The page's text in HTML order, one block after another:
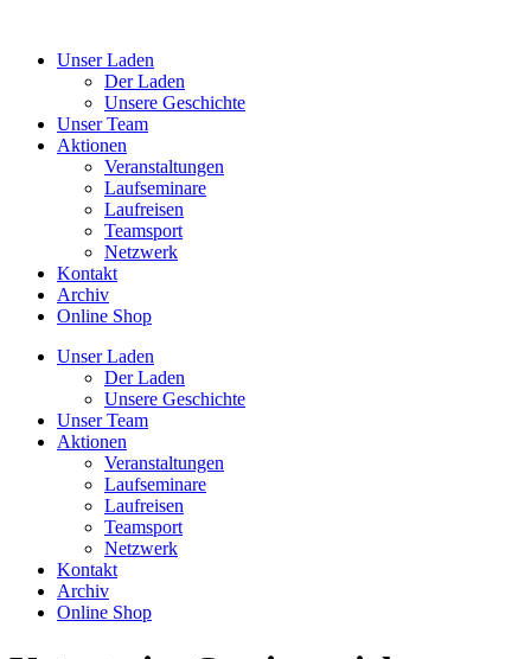
Unser Laden
Der Laden
Unsere Geschichte
Unser Team
Aktionen
Veranstaltungen
Laufseminare
Laufreisen
Teamsport
Netzwerk
Kontakt
Archiv
Online Shop
Unser Laden
Der Laden
Unsere Geschichte
Unser Team
Aktionen
Veranstaltungen
Laufseminare
Laufreisen
Teamsport
Netzwerk
Kontakt
Archiv
Online Shop